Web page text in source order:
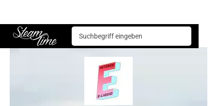
Steam time
TVE TVE E-Intense Watermelon Ice NicSalt Liquid